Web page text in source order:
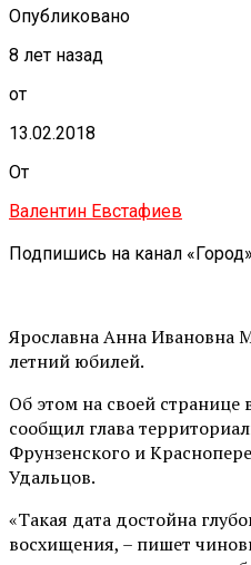
Опубликовано
8 лет назад
от
13.02.2018
От
Валентин Евстафиев
Подпишись на канал «Город»
Ярославна Анна Ивановна
летний юбилей.
Об этом на своей странице
сообщил глава
Фрунзенского и
Удальцов.
«Такая дата достойна
восхищения, – пишет